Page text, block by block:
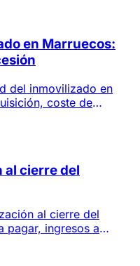
en Marruecos:
del inmovilizado en
coste de
al cierre del
al cierre del
pagar, ingresos a